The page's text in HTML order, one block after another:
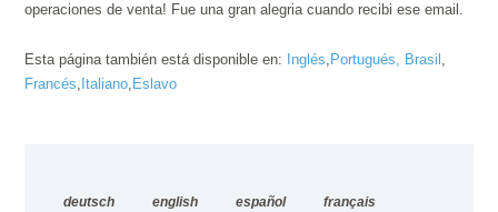
operaciones de venta! Fue una gran alegria cuando recibi ese email.
Esta página también está disponible en: Inglés Portugués, Brasil
Francés Italiano Eslavo
deutsch english español
français